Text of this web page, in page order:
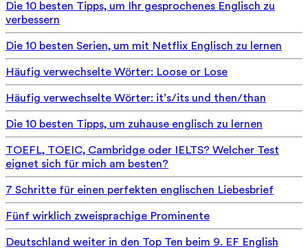
Die 10 besten Tipps, um Ihr gesprochenes Englisch zu
verbessern
Die 10 besten Serien, um mit Netflix Englisch zu lernen
Häufig verwechselte Wörter: Loose or Lose
Häufig verwechselte Wörter: it’s/its und then/than
Die 10 besten Tipps, um zuhause englisch zu lernen
TOEFL, TOEIC, Cambridge oder IELTS? Welcher Test
eignet sich für mich am besten?
7 Schritte für einen perfekten englischen Liebesbrief
Fünf wirklich zweisprachige Prominente
Deutschland weiter in den Top Ten beim 9. EF English